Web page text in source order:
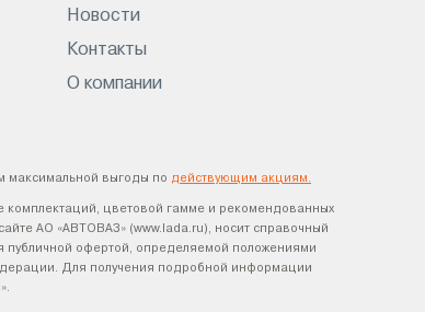
Новости
Контакты
О компании
максимальной выгоды по действующим акциям.
комплектаций, цветовой гамме и рекомендованных
АО «АВТОВАЗ» (www.lada.ru), носит справочный
публичной офертой, определяемой положениями
Для получения подробной информации